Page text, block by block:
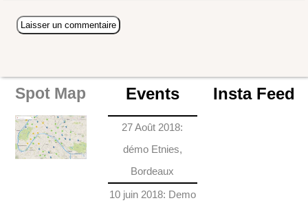
Spot Map Events
27 Août 2018:
démo Etnies,
Bordeaux
10 juin 2018: Demo
Insta Feed